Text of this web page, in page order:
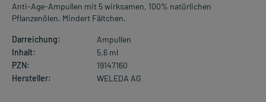
Anti-Age-Ampullen mit 5 wirksamen, 100% natürlichen
Pflanzenölen. Mindert Fältchen.
Darreichung:
Ampullen
Inhalt:
5.6 ml
PZN:
19147160
Hersteller:
WELEDA AG